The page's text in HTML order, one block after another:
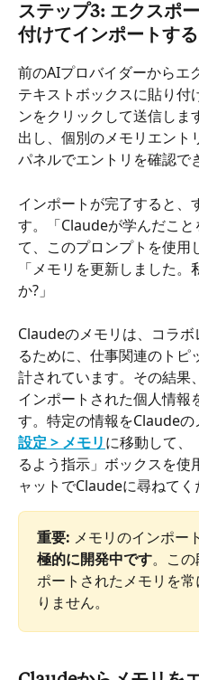
ステップ3: エクスポ
付けてインポートする
前のAIプロバイダーからエ
テキストボックスに貼り付
ンをクリックして送信し
出し、個別のメモリエント
パネルでエントリを確認で
インポートが完了すると、
す。「Claudeが学んだこ
て、このプロンプトを使用
「メモリを更新しました
か?」
Claudeのメモリは、コラ
るために、仕事関連のトピ
計されています。その結果
インポートされた個人情報
す。特定の情報をClaudeの
設定 > メモリに移動して、
るよう指示」ボックスを使
ャットでClaudeに尋ねてく
重要: メモリのインポー
極的に開発中です。この
ポートされたメモリを
りません。